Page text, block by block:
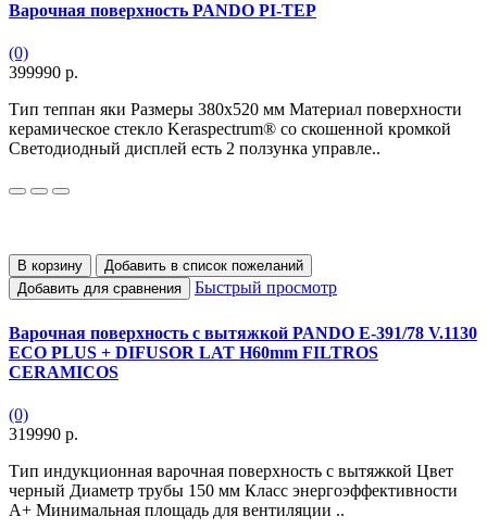
Варочная поверхность PANDO PI-TEP
(0)
399990 р.
Тип теппан яки Размеры 380x520 мм Материал поверхности
керамическое стекло Keraspectrum® со скошенной кромкой
Светодиодный дисплей есть 2 ползунка управле..
В корзину
Добавить в список пожеланий
Добавить для сравнения
Быстрый просмотр
Варочная поверхность с вытяжкой PANDO E-391/78 V.1130
ECO PLUS + DIFUSOR LAT H60mm FILTROS
CERAMICOS
(0)
319990 р.
Тип индукционная варочная поверхность с вытяжкой Цвет
черный Диаметр трубы 150 мм Класс энергоэффективности
А+ Минимальная площадь для вентиляции ..